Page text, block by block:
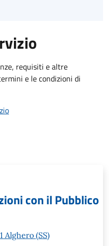
requisiti e altre
e le condizioni di
con il Pubblico
Alghero (SS)